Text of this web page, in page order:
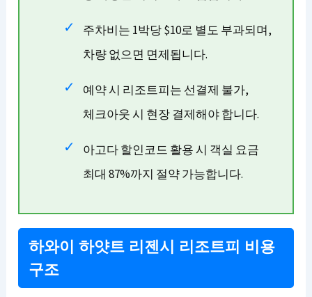
주차비는 1박당 $10로 별도 부과되며,
차량 없으면 면제됩니다.
예약 시 리조트피는 선결제 불가,
체크아웃 시 현장 결제해야 합니다.
아고다 할인코드 활용 시 객실 요금
최대 87%까지 절약 가능합니다.
하와이 하얏트 리젠시 리조트피 비용
구조